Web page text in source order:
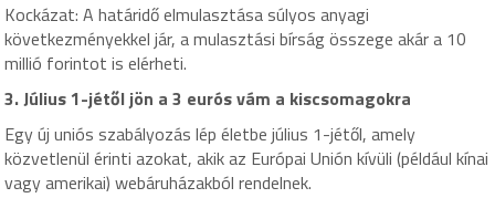
Kockázat: A határidő elmulasztása súlyos anyagi
következményekkel jár, a mulasztási bírság összege akár a 10
millió forintot is elérheti.
3. Július 1-jétől jön a 3 eurós vám a kiscsomagokra
Egy új uniós szabályozás lép életbe július 1-jétől, amely
közvetlenül érinti azokat, akik az Európai Unión kívüli (például kínai
vagy amerikai) webáruházakból rendelnek.